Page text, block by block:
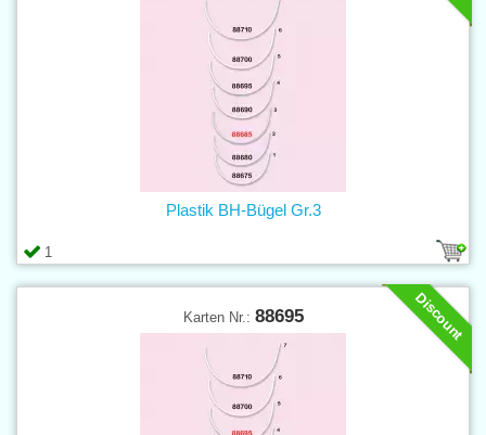
1
Plastik BH-Bügel Gr.3
Discount
Karten Nr.: 88695